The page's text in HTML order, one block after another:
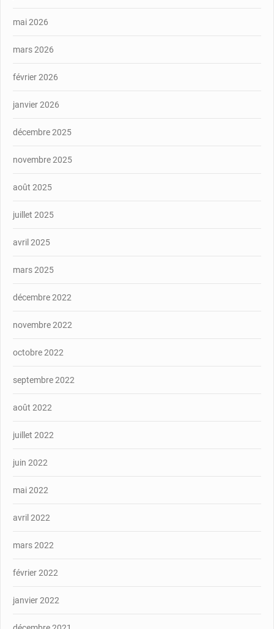
mai 2026
mars 2026
février 2026
janvier 2026
décembre 2025
novembre 2025
août 2025
juillet 2025
avril 2025
mars 2025
décembre 2022
novembre 2022
octobre 2022
septembre 2022
août 2022
juillet 2022
juin 2022
mai 2022
avril 2022
mars 2022
février 2022
janvier 2022